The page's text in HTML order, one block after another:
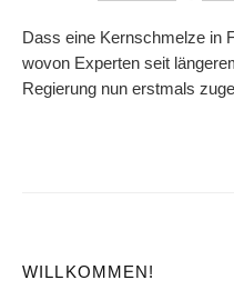
Dass eine Kernschmelze in
wovon Experten seit
Regierung nun erstmals
WILLKOMMEN!